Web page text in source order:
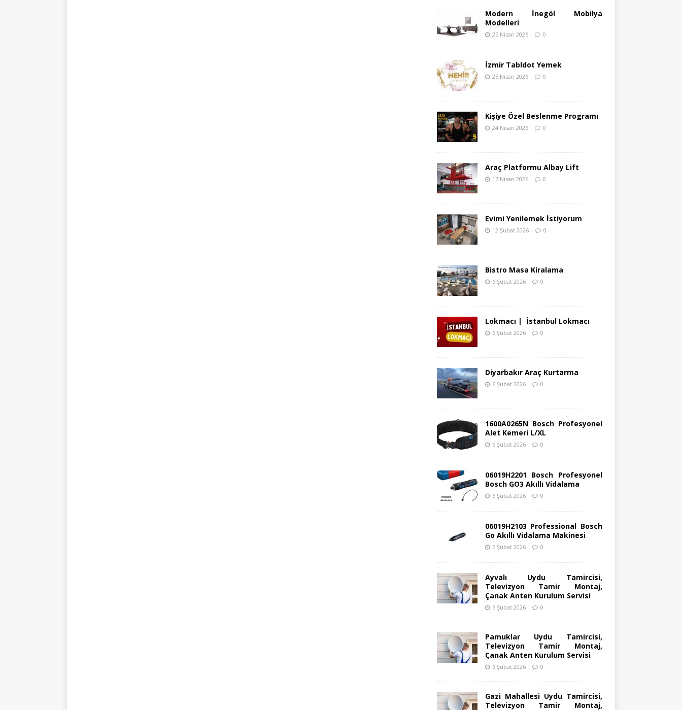
Modern İnegöl Mobilya
Modelleri
25 Nisan 2026 0
İzmir Tabldot Yemek
25 Nisan 2026 0
Kişiye Özel Beslenme Programı
24 Nisan 2026 0
Araç Platformu Albay Lift
17 Nisan 2026 0
Evimi Yenilemek İstiyorum
12 Şubat 2026 0
Bistro Masa Kiralama
6 Şubat 2026 0
Lokmacı | İstanbul Lokmacı
6 Şubat 2026 0
Diyarbakır Araç Kurtarma
6 Şubat 2026 0
1600A0265N Bosch Profesyonel
Alet Kemeri L/XL
6 Şubat 2026 0
06019H2201 Bosch Profesyonel
Bosch GO3 Akıllı Vidalama
6 Şubat 2026 0
06019H2103 Professional Bosch
Go Akıllı Vidalama Makinesi
6 Şubat 2026 0
Ayvalı Uydu Tamircisi,
Televizyon Tamir Montaj,
Çanak Anten Kurulum Servisi
6 Şubat 2026 0
Pamuklar Uydu Tamircisi,
Televizyon Tamir Montaj,
Çanak Anten Kurulum Servisi
6 Şubat 2026 0
Gazi Mahallesi Uydu Tamircisi,
Televizyon Tamir Montaj,